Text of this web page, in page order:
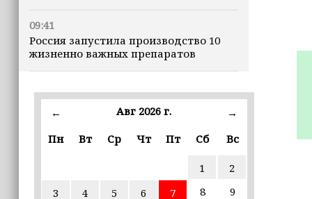
09:41
Россия запустила производство 10
жизненно важных препаратов
В ЧГПУ стартовала стажировка для
студентов из Ирака и Иордании
09:28
ПВО за ночь сбила 203 украинских
← Авг 2026 г.
→
Пн
Вт Ср Чт Пт Сб Вс
1
2
3
4 5 6 7 8
9